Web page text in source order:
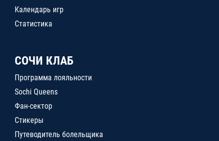
Календарь игр
Статистика
СОЧИ КЛАБ
Программа лояльности
Sochi Queens
Фан-сектор
Стикеры
Путеводитель болельщика